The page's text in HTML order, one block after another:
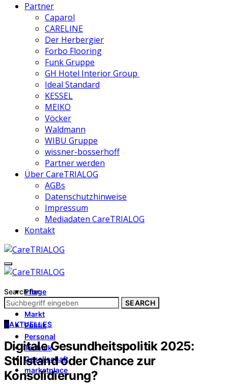
Partner
Caparol
CARELINE
Der Herbergier
Forbo Flooring
Funk Gruppe
GH Hotel Interior Group
Ideal Standard
KESSEL
MEIKO
Vöcker
Waldmann
WIBU Gruppe
wissner-bosserhoff
Partner werden
Über CareTRIALOG
AGBs
Datenschutzhinweise
Impressum
Mediadaten CareTRIALOG
Kontakt
Pflege
Architektur
Markt
Politik
Personal
Technik
Gesellschaft
marketplace
Search for:
SEARCH
AAKTUELLES
Digitale Gesundheitspolitik 2025:
Stillstand oder Chance zur
Konsolidierung?